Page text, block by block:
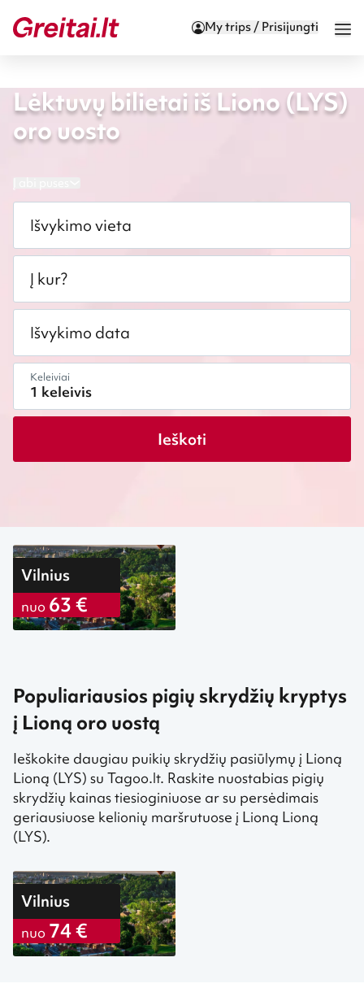
My trips / Prisijungti
Lėktuvų bilietai iš Liono (LYS)
oro uosto
Išvykimo vieta
Į kur?
Išvykimo data
Keleiviai
Ieškoti
Vilnius
nuo 63 €
Populiariausios pigių skrydžių kryptys
į Lioną oro uostą
Ieškokite daugiau puikių skrydžių pasiūlymų į Lioną
Lioną (LYS) su Tagoo.lt. Raskite nuostabias pigių
skrydžių kainas tiesioginiuose ar su persėdimais
geriausiuose kelionių maršrutuose į Lioną Lioną
(LYS).
Vilnius
nuo 74 €